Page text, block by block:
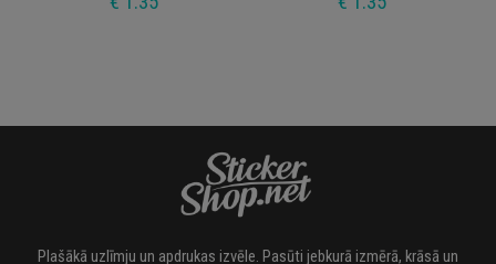
Plašākā uzlīmju un apdrukas izvēle. Pasūti jebkurā izmērā, krāsā un